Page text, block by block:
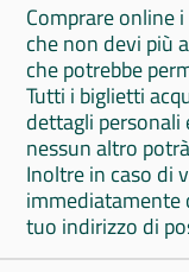
Comprare online
che non devi più
che potrebbe
Tutti i biglietti
dettagli personali
nessun altro
Inoltre in caso di
immediatamente
tuo indirizzo di